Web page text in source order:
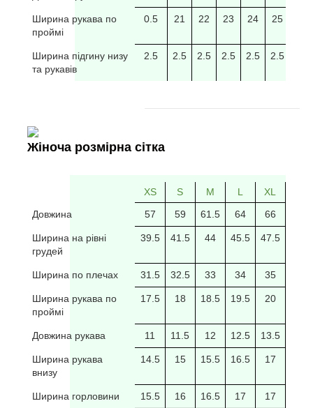
Ширина рукава по
проймі
0.5 21 22 23 24 25
Ширина підгину низу
та рукавів
2.5 2.5 2.5 2.5 2.5 2.5
Жіноча розмірна сітка
XS S M L XL
Довжина
57 59 61.5 64 66
Ширина на рівні
грудей
39.5 41.5 44 45.5 47.5
Ширина по плечах 31.5 32.5 33 34 35
Ширина рукава по
проймі
17.5 18 18.5 19.5 20
Довжина рукава 11 11.5 12 12.5 13.5
Ширина рукава
внизу
14.5 15 15.5 16.5 17
Ширина горловини 15.5 16 16.5 17 17